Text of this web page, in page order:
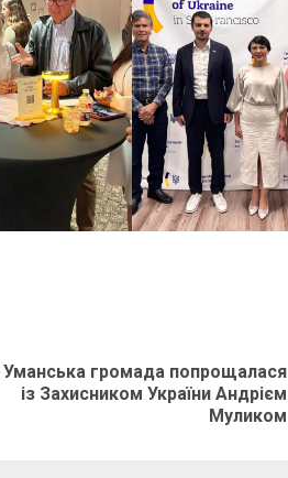
Previous
Next
Уманська громада попрощалася
із Захисником України Андрієм
Муликом